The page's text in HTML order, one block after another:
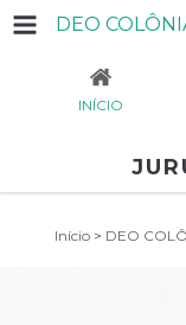
DEO
INÍCIO
Início > DEO